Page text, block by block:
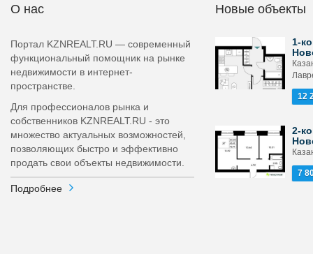
О нас
Портал KZNREALT.RU — современный
функциональный помощник на рынке
недвижимости в интернет-
пространстве.
Для профессионалов рынка и
собственников KZNREALT.RU - это
множество актуальных возможностей,
позволяющих быстро и эффективно
продать свои объекты недвижимости.
Подробнее
Новые объекты
1-
12
2-
7